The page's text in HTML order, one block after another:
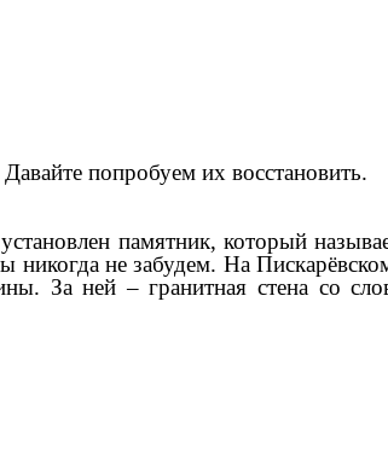
попробуем их восстановить.
памятник, который
не забудем. На
За ней – гранитная стена со